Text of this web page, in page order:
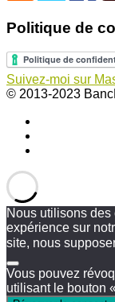
Politique de
Suivez-moi sur
© 2013-2023
Nous utilisons
expérience sur
site, nous
Vous pouvez
utilisant le bouton